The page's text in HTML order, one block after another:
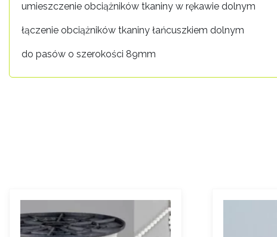
umieszczenie obciążników tkaniny w rękawie dolnym
łączenie obciążników tkaniny łańcuszkiem dolnym
do pasów o szerokości 89mm